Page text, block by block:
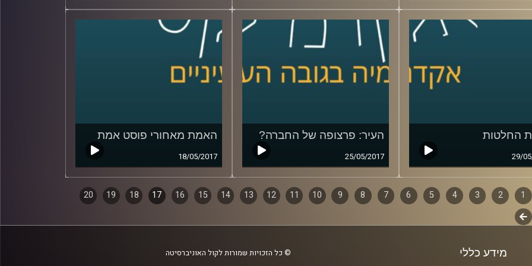
החלטות
29/
העיר: פרצופה של החברה?
25/05/2017
האמת מאחורי פוסט אמת
18/05/2017
1
2
3
4
5
6
7
8
9
10
11
12
13
14
15
16
17
18
19
20
לשלב
מידע כללי © כל הזכויות שמורות לקול האוניברסיטה